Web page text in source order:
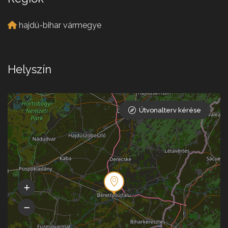
hajdú-bihar vármegye
Helyszín
Útvonalterv kérése